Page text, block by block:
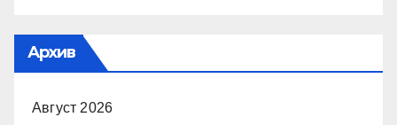
Архив
Август 2026